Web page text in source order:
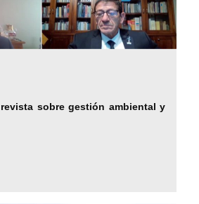
revista sobre gestión ambiental y